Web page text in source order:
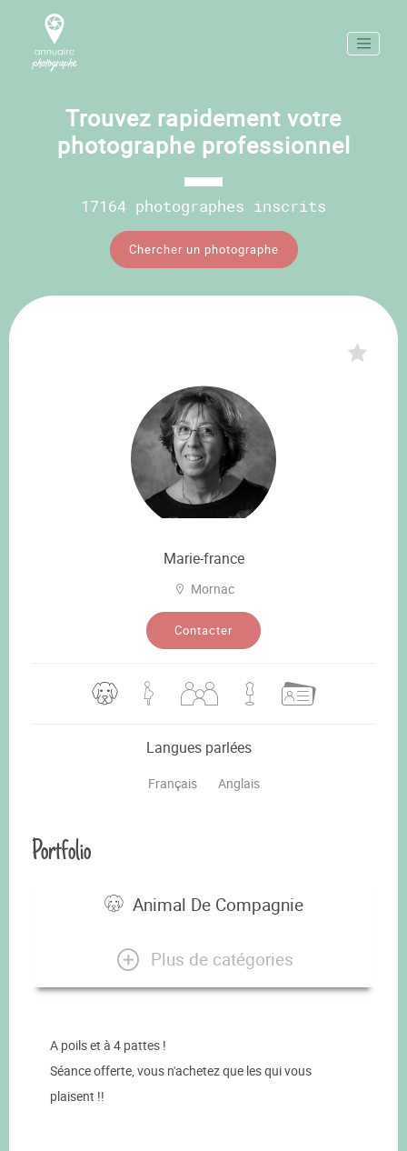
Trouvez rapidement votre
photographe professionnel
17164 photographes inscrits
Chercher un photographe
Marie-france
Mornac
Contacter
Langues parlées
Français Anglais
Portfolio
Animal De Compagnie
Plus de catégories
A poils et à 4 pattes !
Séance offerte, vous n'achetez que les qui vous
plaisent !!